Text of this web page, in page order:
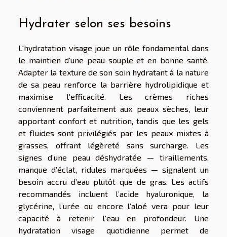
Hydrater selon ses besoins
L'hydratation visage joue un rôle fondamental dans
le maintien d'une peau souple et en bonne santé.
Adapter la texture de son soin hydratant à la nature
de sa peau renforce la barrière hydrolipidique et
maximise l'efficacité. Les crèmes riches
conviennent parfaitement aux peaux sèches, leur
apportant confort et nutrition, tandis que les gels
et fluides sont privilégiés par les peaux mixtes à
grasses, offrant légèreté sans surcharge. Les
signes d’une peau déshydratée — tiraillements,
manque d’éclat, ridules marquées — signalent un
besoin accru d’eau plutôt que de gras. Les actifs
recommandés incluent l’acide hyaluronique, la
glycérine, l’urée ou encore l’aloé vera pour leur
capacité à retenir l’eau en profondeur. Une
hydratation visage quotidienne permet de